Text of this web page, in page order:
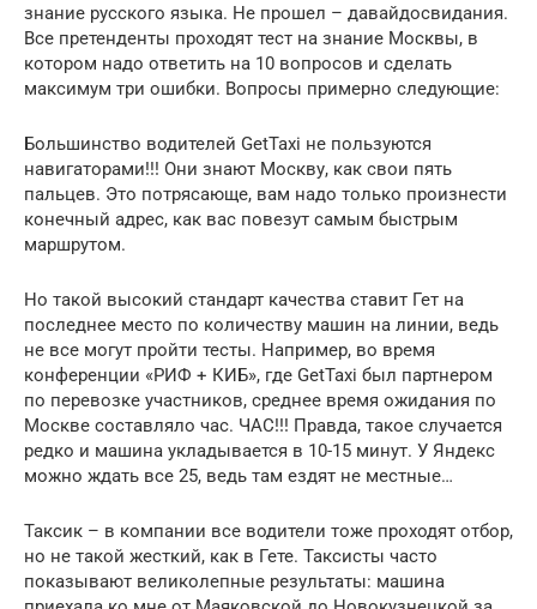
знание русского языка. Не прошел – давайдосвидания.
Все претенденты проходят тест на знание Москвы, в
котором надо ответить на 10 вопросов и сделать
максимум три ошибки. Вопросы примерно следующие:
Большинство водителей GetTaxi не пользуются
навигаторами!!! Они знают Москву, как свои пять
пальцев. Это потрясающе, вам надо только произнести
конечный адрес, как вас повезут самым быстрым
маршрутом.
Но такой высокий стандарт качества ставит Гет на
последнее место по количеству машин на линии, ведь
не все могут пройти тесты. Например, во время
конференции «РИФ + КИБ», где GetTaxi был партнером
по перевозке участников, среднее время ожидания по
Москве составляло час. ЧАС!!! Правда, такое случается
редко и машина укладывается в 10-15 минут. У Яндекс
можно ждать все 25, ведь там ездят не местные…
Таксик – в компании все водители тоже проходят отбор,
но не такой жесткий, как в Гете. Таксисты часто
показывают великолепные результаты: машина